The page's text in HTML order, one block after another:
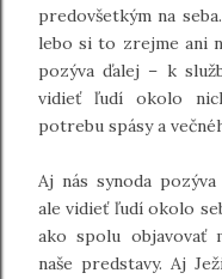
predovšetkým na
lebo si to zrejme ani
pozýva ďalej – k
vidieť ľudí okolo
potrebu spásy a
Aj nás synoda
ale vidieť ľudí okolo
ako spolu objavovať
naše predstavy. Aj